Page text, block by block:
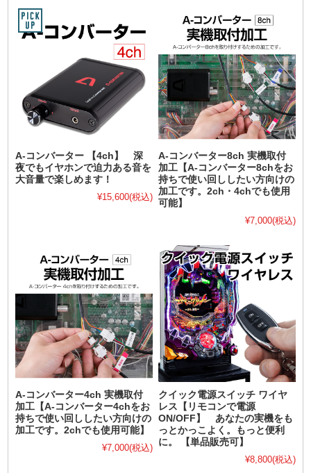
A-コンバーター 【4ch】 深
夜でもイヤホンで迫力ある音を
大音量で楽しめます！
¥15,600(税込)
A-コンバーター8ch 実機取付
加工【A-コンバーター8chをお
持ちで使い回ししたい方向けの
加工です。2ch・4chでも使用
可能】
¥7,000(税込)
A-コンバーター4ch 実機取付
加工【A-コンバーター4chをお
持ちで使い回ししたい方向けの
加工です。2chでも使用可能】
¥7,000(税込)
クイック電源スイッチ ワイヤ
レス【リモコンで電源
ON/OFF】 あなたの実機をも
っとかっこよく。もっと便利
に。 【単品販売可】
¥8,800(税込)